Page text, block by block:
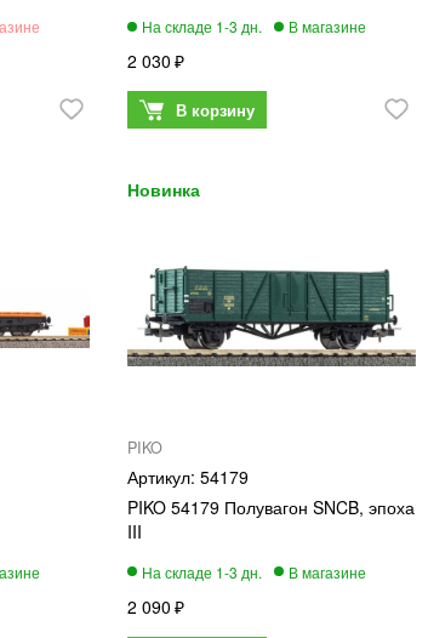
2 030
PIKO
54179
PIKO 54179 Полувагон SNCB, эпоха
III
2 090